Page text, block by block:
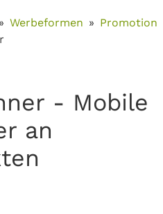
Werbeformen
Promotion
- Mobile
an